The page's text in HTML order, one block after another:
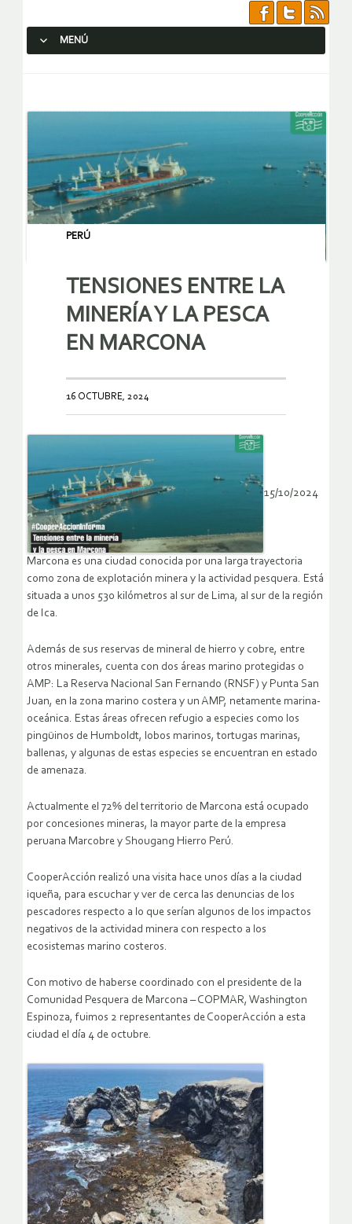
MENÚ
PERÚ
TENSIONES ENTRE LA
MINERÍA Y LA PESCA
EN MARCONA
16 OCTUBRE, 2024
15/10/2024
Marcona es una ciudad conocida por una larga trayectoria
como zona de explotación minera y la actividad pesquera. Está
situada a unos 530 kilómetros al sur de Lima, al sur de la región
de Ica.
Además de sus reservas de mineral de hierro y cobre, entre
otros minerales, cuenta con dos áreas marino protegidas o
AMP: La Reserva Nacional San Fernando (RNSF) y Punta San
Juan, en la zona marino costera y un AMP, netamente marina-
oceánica. Estas áreas ofrecen refugio a especies como los
pingüinos de Humboldt, lobos marinos, tortugas marinas,
ballenas, y algunas de estas especies se encuentran en estado
de amenaza.
Actualmente el 72% del territorio de Marcona está ocupado
por concesiones mineras, la mayor parte de la empresa
peruana Marcobre y Shougang Hierro Perú.
CooperAcción realizó una visita hace unos días a la ciudad
iqueña, para escuchar y ver de cerca las denuncias de los
pescadores respecto a lo que serían algunos de los impactos
negativos de la actividad minera con respecto a los
ecosistemas marino costeros.
Con motivo de haberse coordinado con el presidente de la
Comunidad Pesquera de Marcona – COPMAR, Washington
Espinoza, fuimos 2 representantes de CooperAcción a esta
ciudad el día 4 de octubre.